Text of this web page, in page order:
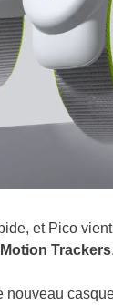
et Pico
Trackers.